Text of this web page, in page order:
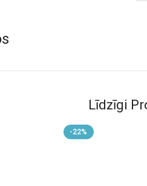
Līdzīgi
-22%